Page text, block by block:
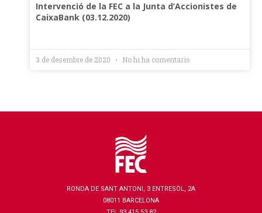
Intervenció de la FEC a la Junta d’Accionistes de
CaixaBank (03.12.2020)
3 de desembre de 2020 No hi ha comentaris
RONDA DE SANT ANTONI, 3 ENTRESÒL, 2A
08011 BARCELONA